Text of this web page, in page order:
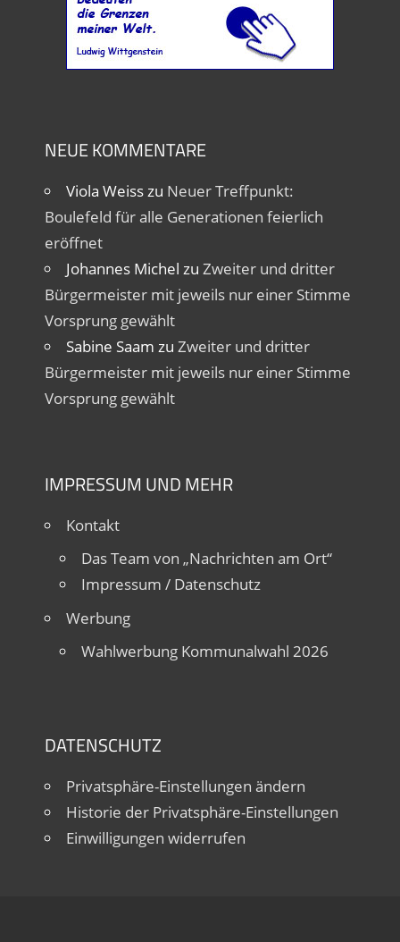
NEUE KOMMENTARE
Viola Weisszu Neuer Treffpunkt:
Boulefeld für alle Generationen feierlich
eröffnet
Johannes Michel zu Zweiter und dritter
Bürgermeister mit jeweils nur einer Stimme
Vorsprung gewählt
Sabine Saam zu Zweiter und dritter
Bürgermeister mit jeweils nur einer Stimme
Vorsprung gewählt
IMPRESSUM UND MEHR
Kontakt
Das Team von „Nachrichten am Ort“
Impressum / Datenschutz
Werbung
Wahlwerbung Kommunalwahl 2026
DATENSCHUTZ
Privatsphäre-Einstellungen ändern
Historie der Privatsphäre-Einstellungen
Einwilligungen widerrufen